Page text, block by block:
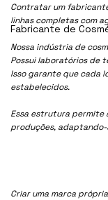
Contratar um
linhas completas com
Nossa indústria de
Possui laboratórios de
Isso garante que cada
estabelecidos.
Essa estrutura permite
produções,
Criar uma marca
Fabricante de